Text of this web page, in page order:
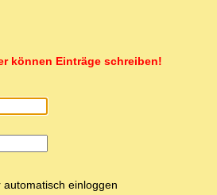
können Einträge schreiben!
einloggen